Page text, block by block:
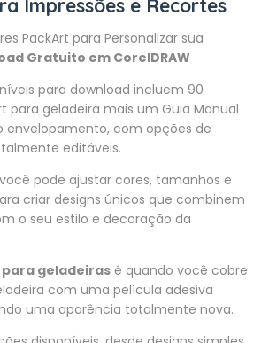
Impressões e Recortes
PackArt para Personalizar sua
Gratuito em CorelDRAW
para download incluem 90
para geladeira mais um Guia Manual
envelopamento, com opções de
editáveis.
pode ajustar cores, tamanhos e
criar designs únicos que combinem
o seu estilo e decoração da
geladeiras é quando você cobre
com uma película adesiva
uma aparência totalmente nova.